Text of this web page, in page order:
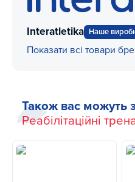
Interatletika Наше
Показати всі товари
Також вас можуть
Реабілітаційні